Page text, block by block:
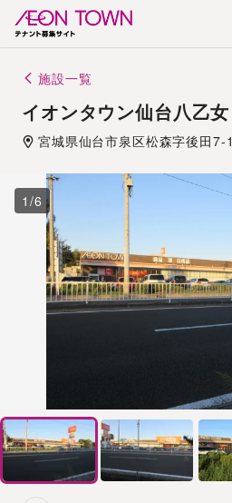
施設一覧
イオンタウン仙台八乙女
宮城県仙台市泉区松森字後田7-1
1 /6